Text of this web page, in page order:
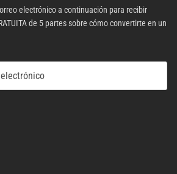
electrónico a continuación para recibir
de 5 partes sobre cómo convertirte en un